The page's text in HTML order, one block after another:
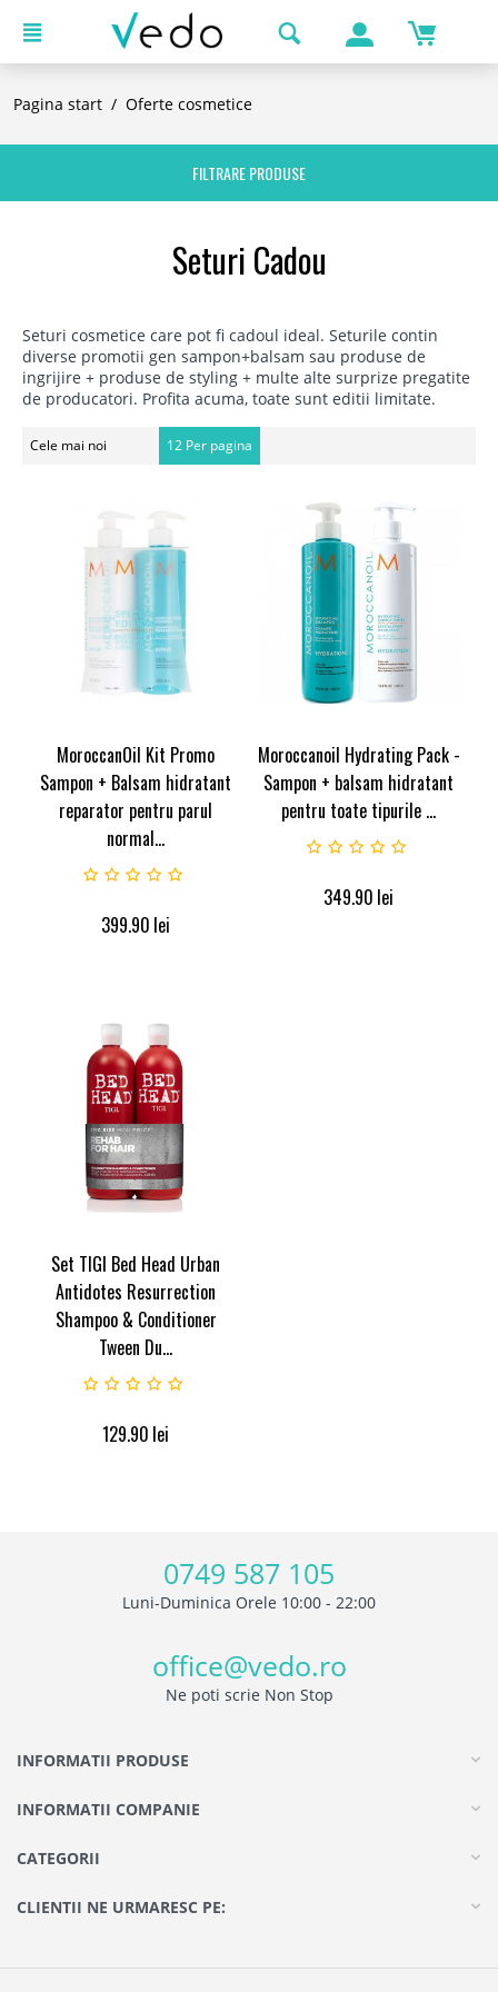
Pagina start / Oferte cosmetice
FILTRARE PRODUSE
Seturi Cadou
Seturi cosmetice care pot fi cadoul ideal. Seturile contin
diverse promotii gen sampon+balsam sau produse de
ingrijire + produse de styling + multe alte surprize pregatite
de producatori. Profita acuma, toate sunt editii limitate.
Cele mai noi 12 Per pagina
MoroccanOil Kit Promo
Sampon + Balsam hidratant
reparator pentru parul
normal...
399.90 lei
Moroccanoil Hydrating Pack -
Sampon + balsam hidratant
pentru toate tipurile ...
349.90 lei
Set TIGI Bed Head Urban
Antidotes Resurrection
Shampoo & Conditioner
Tween Du...
129.90 lei
0749 587 105
Luni-Duminica Orele 10:00 - 22:00
office@vedo.ro
Ne poti scrie Non Stop
INFORMATII PRODUSE
INFORMATII COMPANIE
CATEGORII
CLIENTII NE URMARESC PE: